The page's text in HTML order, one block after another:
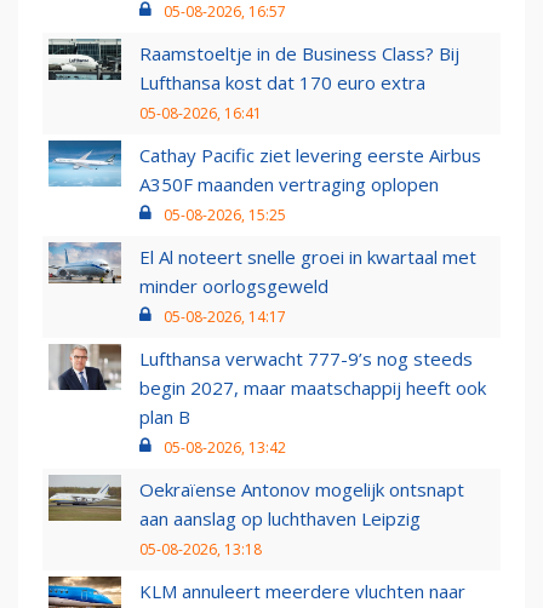
05-08-2026, 16:57
Raamstoeltje in de Business Class? Bij
Lufthansa kost dat 170 euro extra
05-08-2026, 16:41
Cathay Pacific ziet levering eerste Airbus
A350F maanden vertraging oplopen
05-08-2026, 15:25
El Al noteert snelle groei in kwartaal met
minder oorlogsgeweld
05-08-2026, 14:17
Lufthansa verwacht 777-9’s nog steeds
begin 2027, maar maatschappij heeft ook
plan B
05-08-2026, 13:42
Oekraïense Antonov mogelijk ontsnapt
aan aanslag op luchthaven Leipzig
05-08-2026, 13:18
KLM annuleert meerdere vluchten naar